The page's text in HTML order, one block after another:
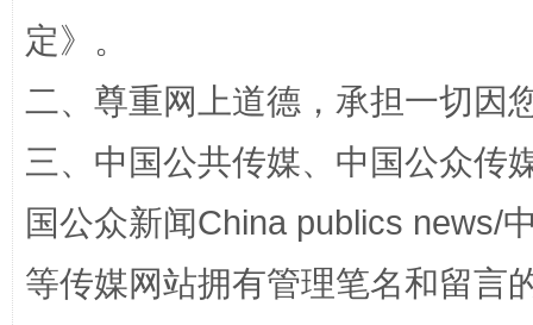
如何以同查同治破解风腐交织难题 养老服
定》。
二、尊重网上道德，承担一切因
三、中国公共传媒、中国公众传
国公众新闻China publics news/
等传媒网站拥有管理笔名和留言